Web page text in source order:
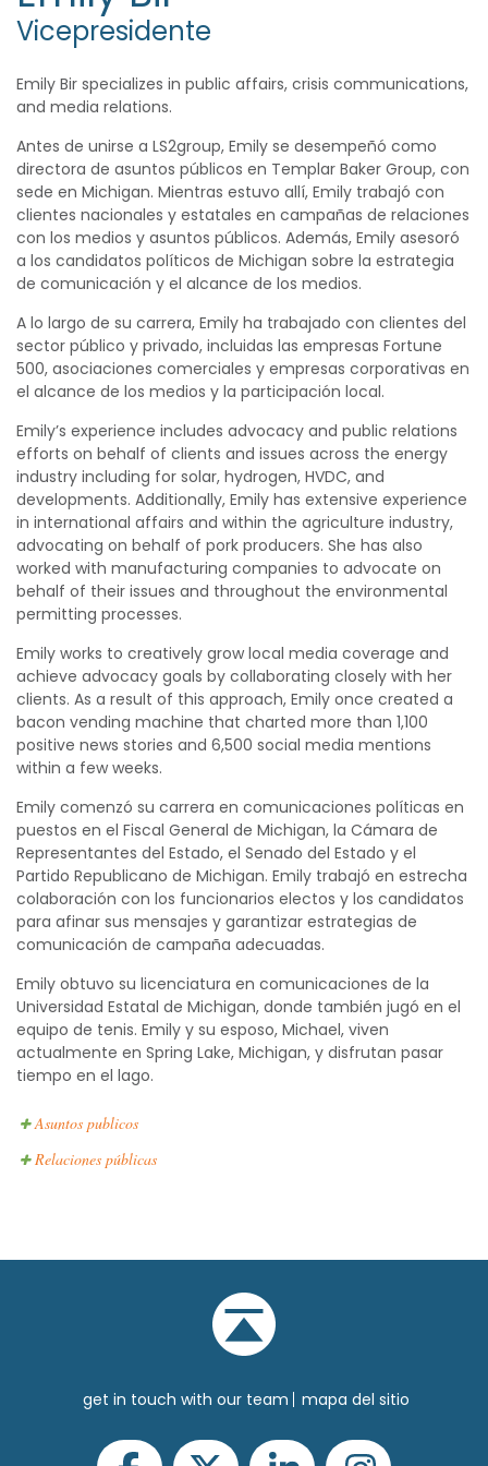
Vicepresidente
Emily Bir specializes in public affairs, crisis communications,
and media relations.
Antes de unirse a LS2group, Emily se desempeñó como
directora de asuntos públicos en Templar Baker Group, con
sede en Michigan. Mientras estuvo allí, Emily trabajó con
clientes nacionales y estatales en campañas de relaciones
con los medios y asuntos públicos. Además, Emily asesoró
a los candidatos políticos de Michigan sobre la estrategia
de comunicación y el alcance de los medios.
A lo largo de su carrera, Emily ha trabajado con clientes del
sector público y privado, incluidas las empresas Fortune
500, asociaciones comerciales y empresas corporativas en
el alcance de los medios y la participación local.
Emily’s experience includes advocacy and public relations
efforts on behalf of clients and issues across the energy
industry including for solar, hydrogen, HVDC, and
developments. Additionally, Emily has extensive experience
in international affairs and within the agriculture industry,
advocating on behalf of pork producers. She has also
worked with manufacturing companies to advocate on
behalf of their issues and throughout the environmental
permitting processes.
Emily works to creatively grow local media coverage and
achieve advocacy goals by collaborating closely with her
clients. As a result of this approach, Emily once created a
bacon vending machine that charted more than 1,100
positive news stories and 6,500 social media mentions
within a few weeks.
Emily comenzó su carrera en comunicaciones políticas en
puestos en el Fiscal General de Michigan, la Cámara de
Representantes del Estado, el Senado del Estado y el
Partido Republicano de Michigan. Emily trabajó en estrecha
colaboración con los funcionarios electos y los candidatos
para afinar sus mensajes y garantizar estrategias de
comunicación de campaña adecuadas.
Emily obtuvo su licenciatura en comunicaciones de la
Universidad Estatal de Michigan, donde también jugó en el
equipo de tenis. Emily y su esposo, Michael, viven
actualmente en Spring Lake, Michigan, y disfrutan pasar
tiempo en el lago.
Asuntos publicos
Relaciones públicas
get in touch with our team mapa del sitio